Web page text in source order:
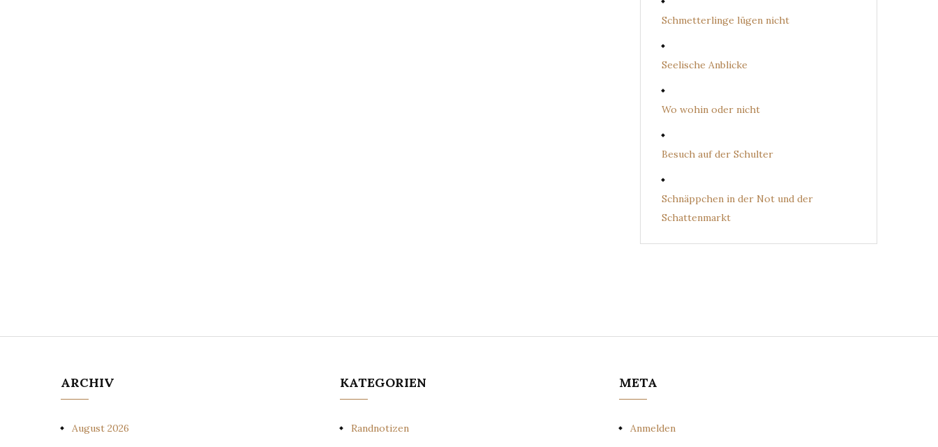
Schmetterlinge lügen nicht
Seelische Anblicke
Wo wohin oder nicht
Besuch auf der Schulter
Schnäppchen in der Not und der
Schattenmarkt
ARCHIV
August 2026
KATEGORIEN
Randnotizen
META
Anmelden